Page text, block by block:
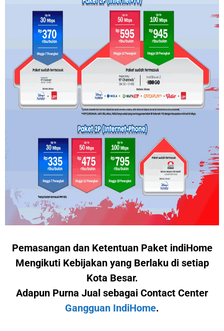
Pemasangan dan Ketentuan Paket indiHome
Mengikuti Kebijakan yang Berlaku di setiap
Kota Besar.
Adapun Purna Jual sebagai Contact Center
Gangguan IndiHome.